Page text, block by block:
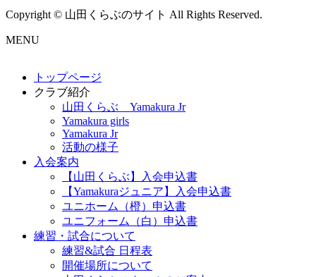
Copyright © 山田くらぶのサイト All Rights Reserved.
MENU
トップページ
クラブ紹介
山田くらぶ Yamakura Jr
Yamakura girls
Yamakura Jr
活動の様子
入会案内
【山田くらぶ】入会申込書
【Yamakuraジュニア】入会申込書
ユニホーム（橙）申込書
ユニフォーム（白）申込書
練習・試合について
練習&試合 日程表
開催場所について